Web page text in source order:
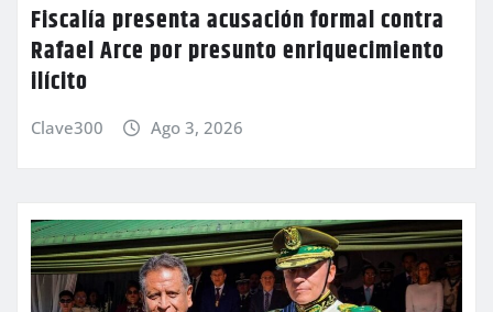
Fiscalía presenta acusación formal contra
Rafael Arce por presunto enriquecimiento
ilícito
Clave300 Ago 3, 2026